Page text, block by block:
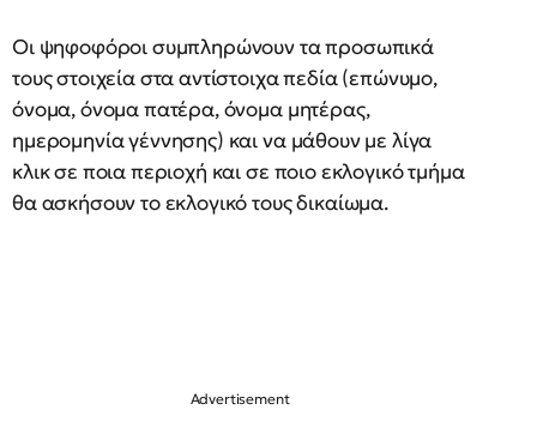
Οι ψηφοφόροι συμπληρώνουν τα προσωπικά
τους στοιχεία στα αντίστοιχα πεδία (επώνυμο,
όνομα, όνομα πατέρα, όνομα μητέρας,
ημερομηνία γέννησης) και να μάθουν με λίγα
κλικ σε ποια περιοχή και σε ποιο εκλογικό τμήμα
θα ασκήσουν το εκλογικό τους δικαίωμα.